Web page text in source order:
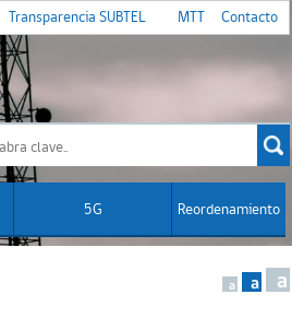
Transparencia SUBTEL MTT Contacto
5G Reordenamiento
a a a